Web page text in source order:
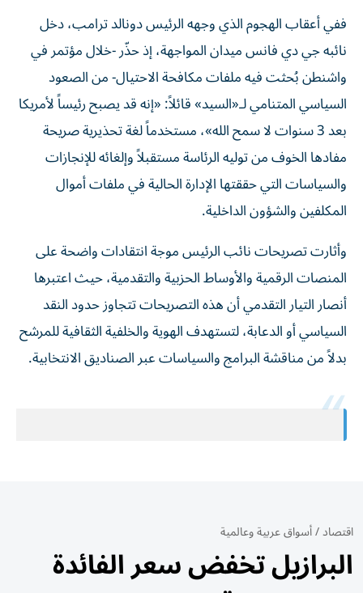
ففي أعقاب الهجوم الذي وجهه الرئيس دونالد ترامب، دخل
نائبه جي دي فانس ميدان المواجهة، إذ حذّر -خلال مؤتمر في
واشنطن بُحثت فيه ملفات مكافحة الاحتيال- من الصعود
السياسي المتنامي لـ«السيد» قائلاً: «إنه قد يصبح رئيساً لأمريكا
بعد 3 سنوات لا سمح الله»، مستخدماً لغة تحذيرية صريحة
مفادها الخوف من توليه الرئاسة مستقبلاً وإلغائه للإنجازات
والسياسات التي حققتها الإدارة الحالية في ملفات أموال
المكلفين والشؤون الداخلية.
وأثارت تصريحات نائب الرئيس موجة انتقادات واضحة على
المنصات الرقمية والأوساط الحزبية والتقدمية، حيث اعتبرها
أنصار التيار التقدمي أن هذه التصريحات تتجاوز حدود النقد
السياسي أو الدعابة، لتستهدف الهوية والخلفية الثقافية للمرشح
بدلاً من مناقشة البرامج والسياسات عبر الصناديق الانتخابية.
اقتصاد/أسواق عربية وعالمية
البرازيل تخفض سعر الفائدة